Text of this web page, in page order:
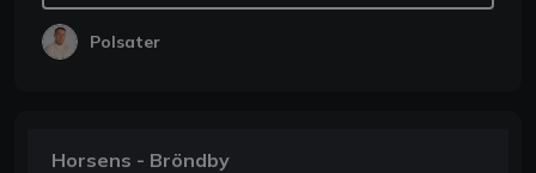
Polsater
Horsens - Bröndby